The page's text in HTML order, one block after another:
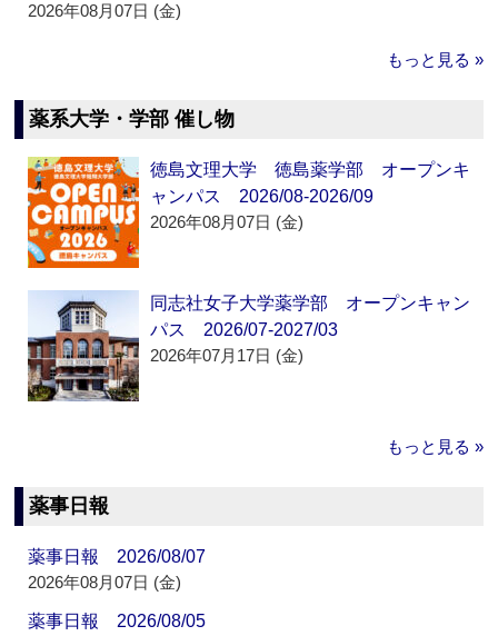
2026年08月07日 (金)
もっと見る »
薬系大学・学部 催し物
徳島文理大学 徳島薬学部 オープンキ
ャンパス 2026/08-2026/09
2026年08月07日 (金)
同志社女子大学薬学部 オープンキャン
パス 2026/07-2027/03
2026年07月17日 (金)
もっと見る »
薬事日報
薬事日報 2026/08/07
2026年08月07日 (金)
薬事日報 2026/08/05